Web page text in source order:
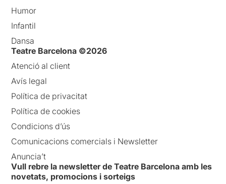
Humor
Infantil
Dansa
Teatre Barcelona ©2026
Atenció al client
Avís legal
Política de privacitat
Política de cookies
Condicions d’ús
Comunicacions comercials i Newsletter
Anuncia’t
Vull rebre la newsletter de Teatre Barcelona amb les
novetats, promocions i sorteigs